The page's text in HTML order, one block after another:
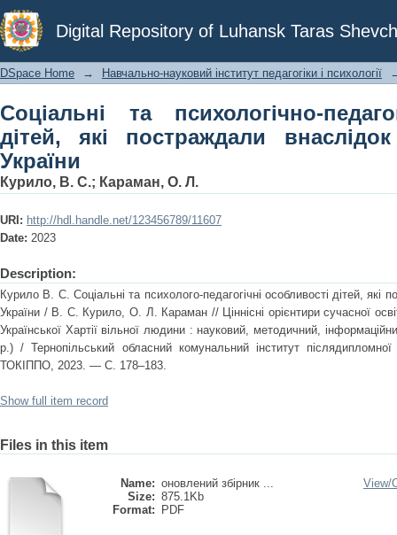
Digital Repository of Luhansk Taras
Соціальні та психологічно-
внаслідок війни рф проти України
DSpace Home → Навчально-науковий інститут педагогіки і психології
Соціальні та психологічно-
дітей, які постраждали
України
Курило, В. С.; Караман, О. Л.
URI: http://hdl.handle.net/123456789/11607
Date: 2023
Description:
Курило В. С. Соціальні та психолого-педагогічні особливості дітей, які
України / В. С. Курило, О. Л. Караман // Ціннісні орієнтири сучасної
Української Хартії вільної людини : науковий, методичний,
р.) / Тернопільський обласний комунальний інститут
ТОКІППО, 2023. — С. 178–183.
Show full item record
Files in this item
Name: оновлений збірник ...
Size: 875.1Kb
Format:
PDF
View/